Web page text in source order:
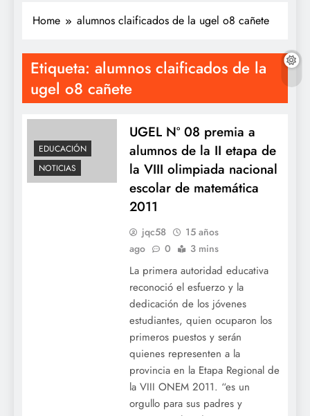
Home alumnos claificados de la ugel o8 cañete
Etiqueta: alumnos claificados de la
ugel o8 cañete
EDUCACIÓN
NOTICIAS
UGEL Nº 08 premia a
alumnos de la II etapa de
la VIII olimpiada nacional
escolar de matemática
2011
jqc58
15 años
ago
0 3 mins
La primera autoridad educativa
reconoció el esfuerzo y la
dedicación de los jóvenes
estudiantes, quien ocuparon los
primeros puestos y serán
quienes representen a la
provincia en la Etapa Regional de
la VIII ONEM 2011. “es un
orgullo para sus padres y